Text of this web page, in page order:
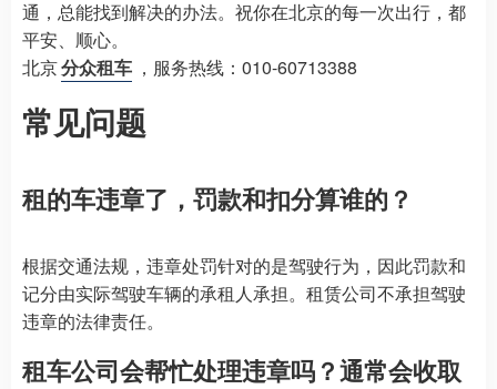
通，总能找到解决的办法。祝你在北京的每一次出行，都
平安、顺心。
北京分众租车 ，服务热线：010-60713388
常见问题
租的车违章了，罚款和扣分算谁的？
根据交通法规，违章处罚针对的是驾驶行为，因此罚款和
记分由实际驾驶车辆的承租人承担。租赁公司不承担驾驶
违章的法律责任。
租车公司会帮忙处理违章吗？通常会收取